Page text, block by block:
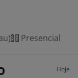
Presencial
Hoje